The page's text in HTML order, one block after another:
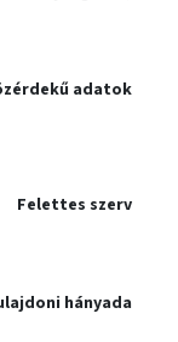
adatok
Felettes szerv
hányada